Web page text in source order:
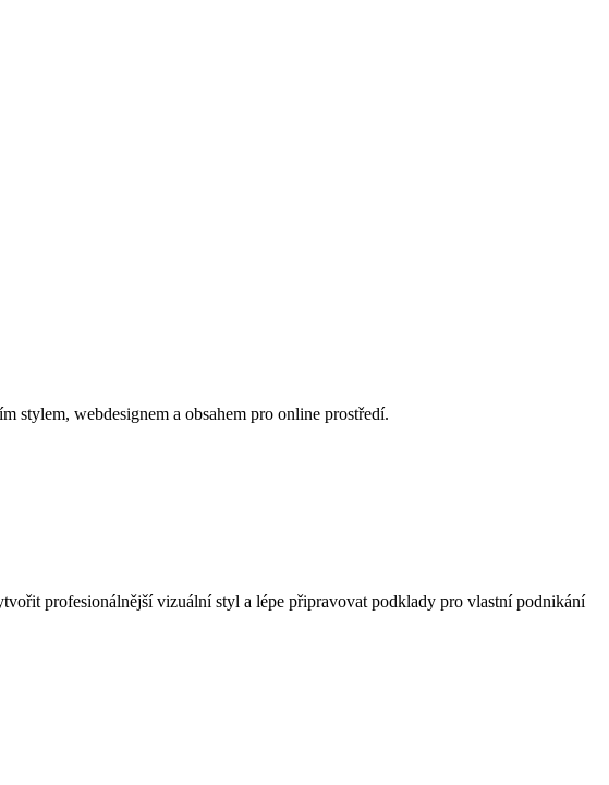
stylem, webdesignem a obsahem pro online prostředí.
profesionálnější vizuální styl a lépe připravovat podklady pro vlastní podnikání